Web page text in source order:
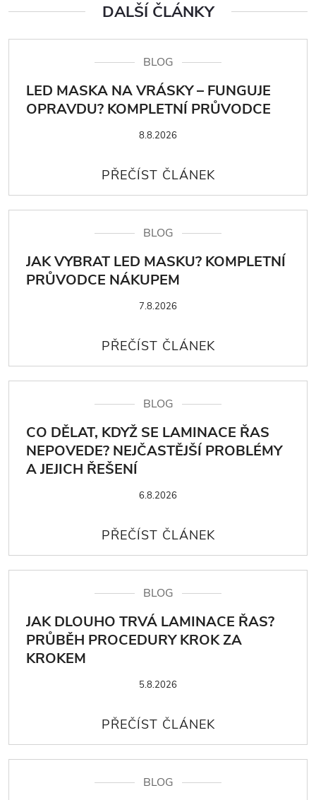
DALŠÍ ČLÁNKY
BLOG
LED MASKA NA VRÁSKY – FUNGUJE
OPRAVDU? KOMPLETNÍ PRŮVODCE
8.8.2026
BLOG
JAK VYBRAT LED MASKU? KOMPLETNÍ
PRŮVODCE NÁKUPEM
7.8.2026
BLOG
CO DĚLAT, KDYŽ SE LAMINACE ŘAS
NEPOVEDE? NEJČASTĚJŠÍ PROBLÉMY
A JEJICH ŘEŠENÍ
6.8.2026
BLOG
JAK DLOUHO TRVÁ LAMINACE ŘAS?
PRŮBĚH PROCEDURY KROK ZA
KROKEM
5.8.2026
BLOG